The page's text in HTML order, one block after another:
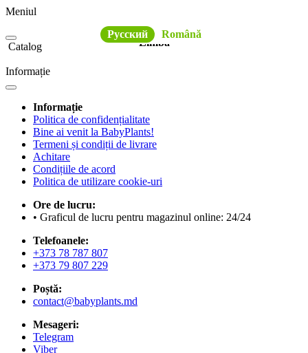
Meniul
Limba
Русский
Română
Catalog
Informație
Informație
Politica de confidențialitate
Bine ai venit la BabyPlants!
Termeni și condiții de livrare
Achitare
Condițiile de acord
Politica de utilizare cookie-uri
Ore de lucru:
• Graficul de lucru pentru magazinul online: 24/24
Telefoanele:
+373 78 787 807
+373 79 807 229
Poștă:
contact@babyplants.md
Mesageri:
Telegram
Viber